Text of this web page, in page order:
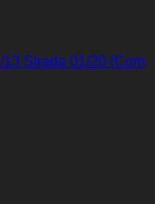
Strada 01/20 (Com